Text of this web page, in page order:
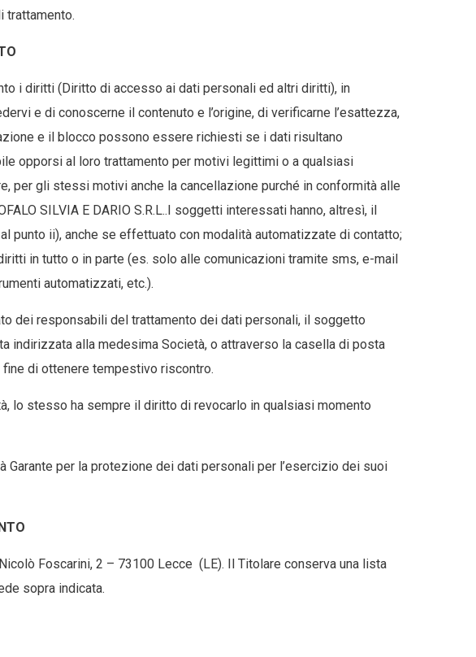
trattamento.
i diritti (Diritto di accesso ai dati personali ed altri diritti), in
e di conoscerne il contenuto e l’origine, di verificarne l’esattezza,
e il blocco possono essere richiesti se i dati risultano
opporsi al loro trattamento per motivi legittimi o a qualsiasi
gli stessi motivi anche la cancellazione purché in conformità alle
SILVIA E DARIO S.R.L..I soggetti interessati hanno, altresì, il
punto ii), anche se effettuato con modalità automatizzate di contatto;
in tutto o in parte (es. solo alle comunicazioni tramite sms, e-mail
automatizzati, etc.).
dei responsabili del trattamento dei dati personali, il soggetto
alla medesima Società, o attraverso la casella di posta
fine di ottenere tempestivo riscontro.
lo stesso ha sempre il diritto di revocarlo in qualsiasi momento
per la protezione dei dati personali per l’esercizio dei suoi
Foscarini, 2 – 73100 Lecce (LE). Il Titolare conserva una lista
sopra indicata.